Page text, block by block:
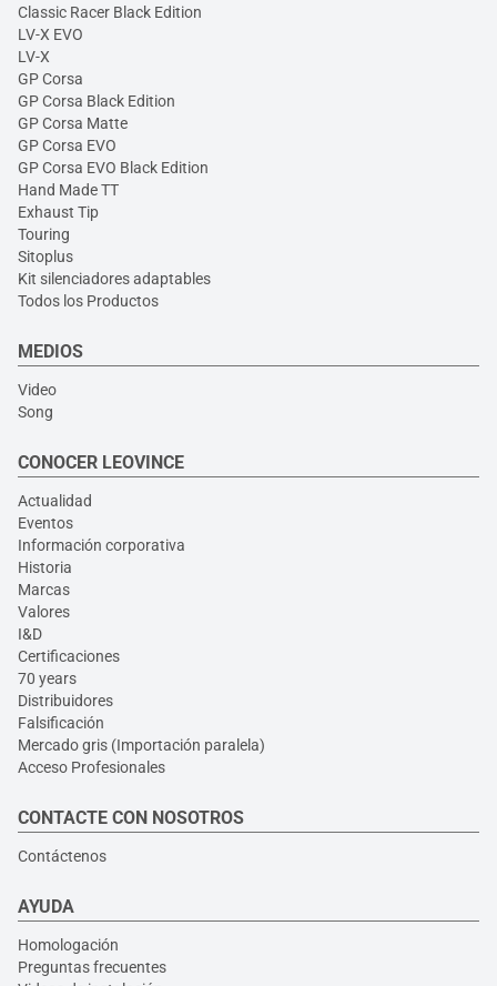
Classic Racer Black Edition
LV-X EVO
LV-X
GP Corsa
GP Corsa Black Edition
GP Corsa Matte
GP Corsa EVO
GP Corsa EVO Black Edition
Hand Made TT
Exhaust Tip
Touring
Sitoplus
Kit silenciadores adaptables
Todos los Productos
MEDIOS
Video
Song
CONOCER LEOVINCE
Actualidad
Eventos
Información corporativa
Historia
Marcas
Valores
I&D
Certificaciones
70 years
Distribuidores
Falsificación
Mercado gris (Importación paralela)
Acceso Profesionales
CONTACTE CON NOSOTROS
Contáctenos
AYUDA
Homologación
Preguntas frecuentes